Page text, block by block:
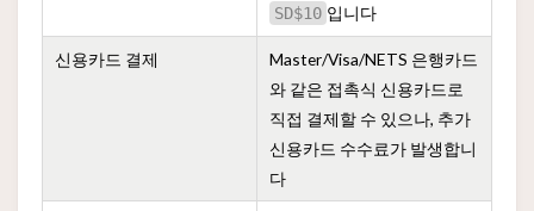
SD$10 입니다
신용카드 결제
Master/Visa/NETS 은행카드
와 같은 접촉식 신용카드로
직접 결제할 수 있으나, 추가
신용카드 수수료가 발생합니
다